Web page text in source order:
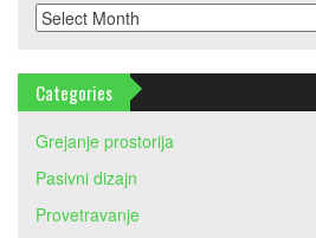
Archives
Categories
Grejanje prostorija
Pasivni dizajn
Provetravanje